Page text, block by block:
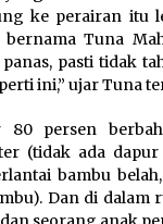
ke perairan itu
Tuna
pasti tidak
ini,” ujar Tuna
80 persen
(tidak ada
bambu
Dan di dalam